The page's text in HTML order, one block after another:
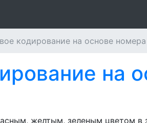
кодирование на основе номера
на
желтым, зеленым цветом в